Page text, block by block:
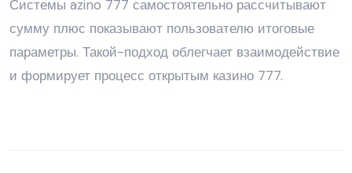
Системы azino 777 самостоятельно рассчитывают
сумму плюс показывают пользователю итоговые
параметры. Такой-подход облегчает взаимодействие
и формирует процесс открытым казино 777.